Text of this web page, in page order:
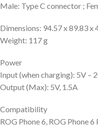
Male: Type C connector ;
Dimensions: 94.57 x 89.83 x
Weight: 117 g
Power
Input (when charging): 5V –
Output (Max): 5V, 1.5A
Compatibility
ROG Phone 6, ROG Phone